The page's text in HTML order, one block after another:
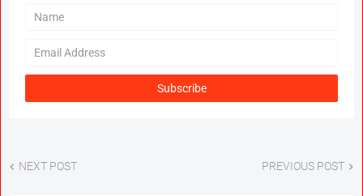
NEXT POST PREVIOUS POST